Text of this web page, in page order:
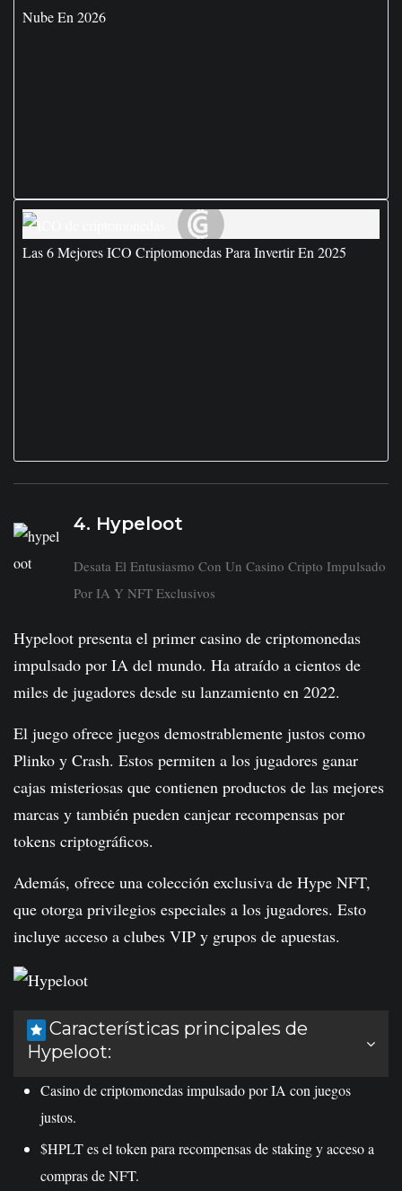
Nube En 2026
Las 6 Mejores ICO Criptomonedas Para Invertir En 2025
4. Hypeloot
Desata El Entusiasmo Con Un Casino Cripto Impulsado
Por IA Y NFT Exclusivos
Hypeloot presenta el primer casino de criptomonedas
impulsado por IA del mundo. Ha atraído a cientos de
miles de jugadores desde su lanzamiento en 2022.
El juego ofrece juegos demostrablemente justos como
Plinko y Crash. Estos permiten a los jugadores ganar
cajas misteriosas que contienen productos de las mejores
marcas y también pueden canjear recompensas por
tokens criptográficos.
Además, ofrece una colección exclusiva de Hype NFT,
que otorga privilegios especiales a los jugadores. Esto
incluye acceso a clubes VIP y grupos de apuestas.
Características principales de
Hypeloot:
Casino de criptomonedas impulsado por IA con juegos
justos.
$HPLT es el token para recompensas de staking y acceso a
compras de NFT.